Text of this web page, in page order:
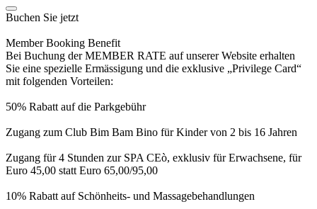
Buchen Sie jetzt
Member Booking Benefit
Bei Buchung der MEMBER RATE auf unserer Website erhalten
Sie eine spezielle Ermässigung und die exklusive „Privilege Card“
mit folgenden Vorteilen:
50% Rabatt auf die Parkgebühr
Zugang zum Club Bim Bam Bino für Kinder von 2 bis 16 Jahren
Zugang für 4 Stunden zur SPA CEò, exklusiv für Erwachsene, für
Euro 45,00 statt Euro 65,00/95,00
10% Rabatt auf Schönheits- und Massagebehandlungen